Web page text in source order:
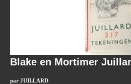
Blake en Mortimer
par JUILLARD